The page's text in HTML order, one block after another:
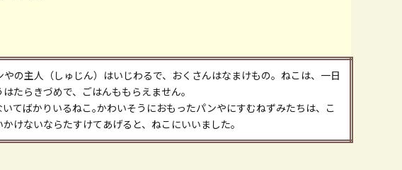
の主人（しゅじん）はいじわるで、おくさんはなまけもの。ねこは、一日
はたらきづめで、ごはんももらえません。
てばかりいるねこ｡かわいそうにおもったパンやにすむねずみたちは、こ
けないならたすけてあげると、ねこにいいました。